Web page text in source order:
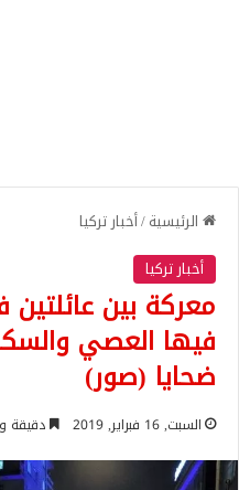
الرئيسية/أخبار تركيا
أخبار تركيا
معركة بين
فيها العصي
ضحايا (صور)
السبت, 16 فبراير, 2019 دقيقة